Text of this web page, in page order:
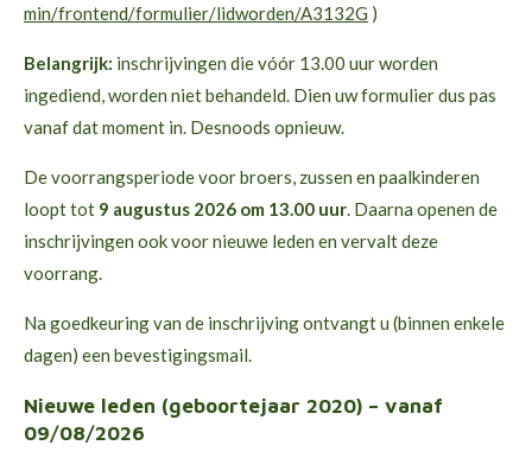
min/frontend/formulier/lidworden/A3132G )
Belangrijk: inschrijvingen die vóór 13.00 uur worden
ingediend, worden niet behandeld. Dien uw formulier dus pas
vanaf dat moment in. Desnoods opnieuw.
De voorrangsperiode voor broers, zussen en paalkinderen
loopt tot 9 augustus 2026 om 13.00 uur . Daarna openen de
inschrijvingen ook voor nieuwe leden en vervalt deze
voorrang.
Na goedkeuring van de inschrijving ontvangt u (binnen enkele
dagen) een bevestigingsmail.
Nieuwe leden (geboortejaar 2020) – vanaf
09/08/2026